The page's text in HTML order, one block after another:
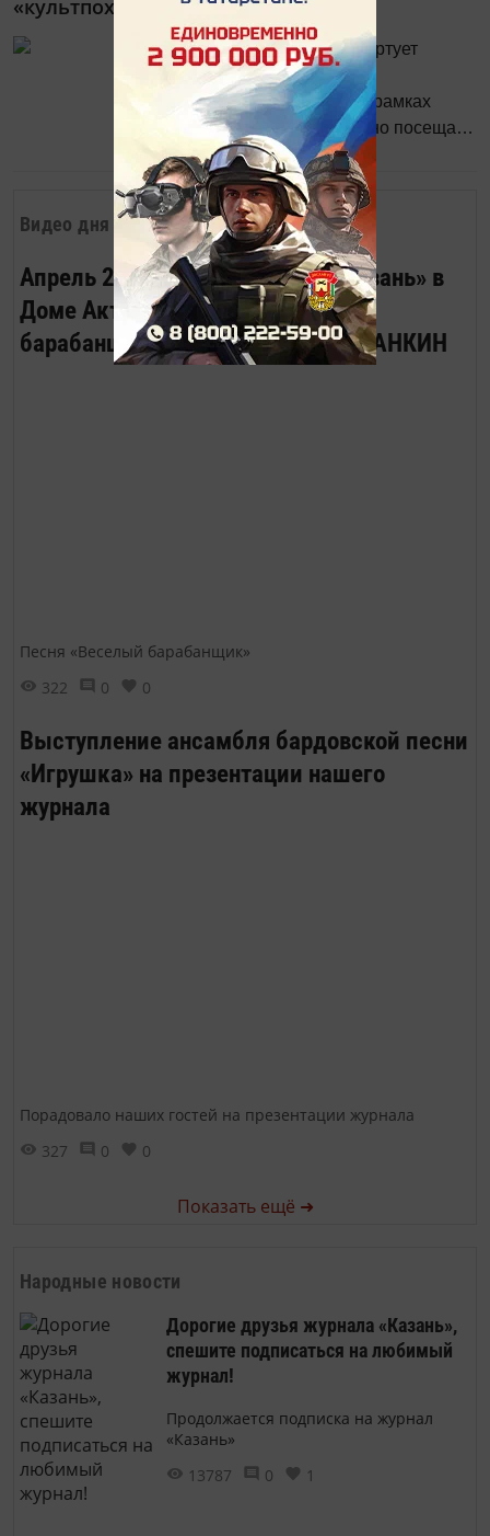
Видео дня
Апрель 2023. Вечер журнала «Казань» в
Доме Актёра. Песню «Весёлый
барабанщик» исполняет Роман ЛАНКИН
Песня «Веселый барабанщик»
322
0 0
Выступление ансамбля бардовской песни
«Игрушка» на презентации нашего
журнала
Порадовало наших гостей на презентации журнала
327
0 0
Показать ещё ➜
Народные новости
Дорогие друзья журнала «Казань»,
спешите подписаться на любимый
журнал!
Продолжается подписка на журнал
«Казань»
13787
0 1
«культпоходов»
В Татарстане в октябре стартует
программа для школьников
«Культурный норматив», в рамках
которой они могут бесплатно посещать
музеи. Ребята будут записывать свои
впечатления в специальном дневнике
и в конце учебного года сдадут
культурный норматив в игровой
форме.
2012 0 1